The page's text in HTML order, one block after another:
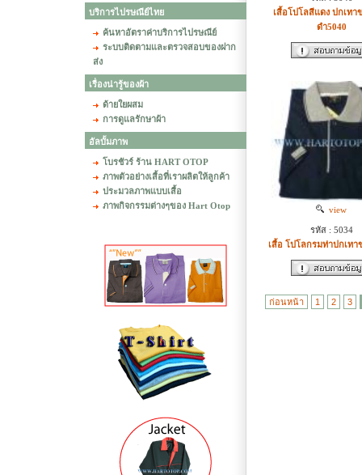
บริการไปรษณีย์ไทย
ค้นหาอัตราค่าบริการไปรษณีย์
ระบบติดตามและตรวจสอบของฝาก
ส่ง
เรื่องน่ารู้ของผ้า
ด้ายใยผสม
การดูแลรักษาผ้า
อัลบั้มภาพ
โบรชัวร์ ร้าน HART OTOP
ภาพตัวอย่างเสื้อที่เราผลิตให้ลูกค้า
ประมวลภาพแบบเสื้อ
ภาพกิจกรรมต่างๆของ Hart Otop
เสื้อโปโลสีแดง ปกเทา
ดำ5040
view
รหัส : 5034
เสื้อ โปโลกรมท่าปกเทา
ก่อนหน้า 1 2 3